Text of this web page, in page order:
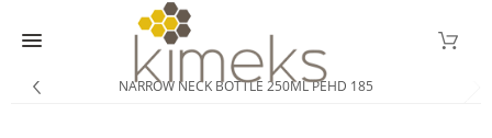
NARROW NECK BOTTLE 250ML PEHD 185